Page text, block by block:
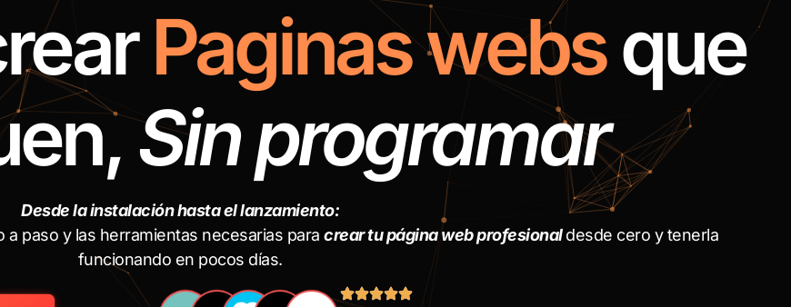
Paginas websque
Sin programar
Desde la instalación hasta el lanzamiento:
a paso y las herramientas necesarias paracrear tu página web profesionaldesde cero y tenerla
funcionando en pocos días.